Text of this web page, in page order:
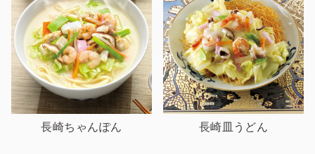
長崎ちゃんぽん 長崎皿うどん